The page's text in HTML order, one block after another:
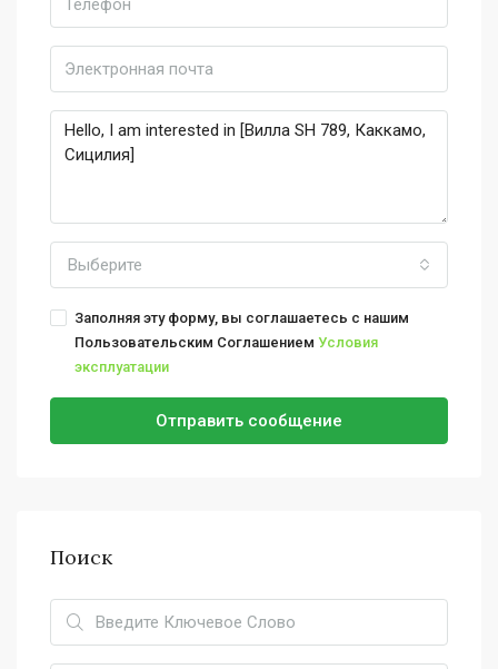
Выберите
Заполняя эту форму, вы соглашаетесь с нашим
Пользовательским Соглашением Условия
эксплуатации
Отправить сообщение
Поиск